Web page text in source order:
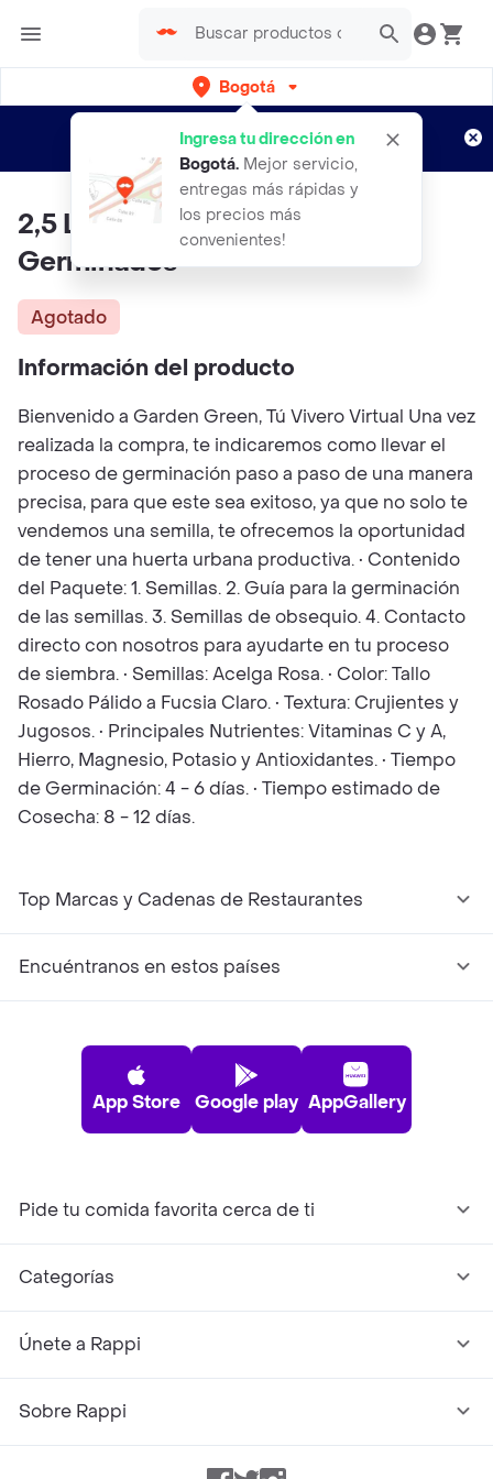
Bogotá
Ingresa tu dirección en
Bogotá. Mejor servicio,
entregas más rápidas y
los precios más
convenientes!
envíos gratis por semanas
Aplican TyC
2,5 Libras De Acelga Rosa Para
Germinados
Agotado
Información del producto
Bienvenido a Garden Green, Tú Vivero Virtual Una vez
realizada la compra, te indicaremos como llevar el
proceso de germinación paso a paso de una manera
precisa, para que este sea exitoso, ya que no solo te
vendemos una semilla, te ofrecemos la oportunidad
de tener una huerta urbana productiva. • Contenido
del Paquete: 1. Semillas. 2. Guía para la germinación
de las semillas. 3. Semillas de obsequio. 4. Contacto
directo con nosotros para ayudarte en tu proceso
de siembra. • Semillas: Acelga Rosa. • Color: Tallo
Rosado Pálido a Fucsia Claro. • Textura: Crujientes y
Jugosos. • Principales Nutrientes: Vitaminas C y A,
Hierro, Magnesio, Potasio y Antioxidantes. • Tiempo
de Germinación: 4 - 6 días. • Tiempo estimado de
Cosecha: 8 - 12 días.
Top Marcas y Cadenas de Restaurantes
Encuéntranos en estos países
App Store Google play AppGallery
Pide tu comida favorita cerca de ti
Categorías
Únete a Rappi
Sobre Rappi